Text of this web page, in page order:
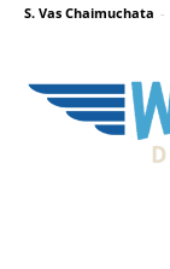
S. Vas Chaimuchata -